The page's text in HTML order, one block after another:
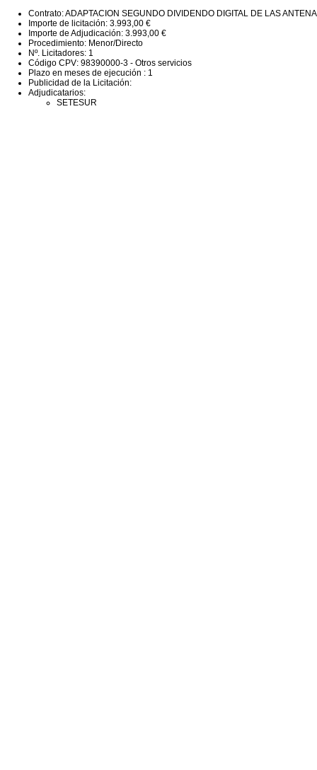
Contrato: ADAPTACION SEGUNDO DIVIDENDO DIGITAL DE LAS
Importe de licitación: 3.993,00 €
Importe de Adjudicación: 3.993,00 €
Procedimiento: Menor/Directo
Nº. Licitadores: 1
Código CPV: 98390000-3 - Otros servicios
Plazo en meses de ejecución : 1
Publicidad de la Licitación:
Adjudicatarios:
SETESUR